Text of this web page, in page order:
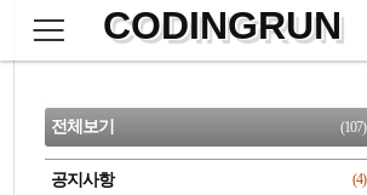
으
CODINGRUN
CATEGORY
전체보기 (107)
공지사항 (4)
검